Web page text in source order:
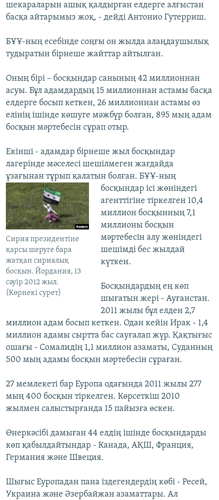
шекараларын ашық қалдырған елдерге алғыстан
басқа айтарымыз жоқ, - дейді Антонио Гутерриш.
БҰҰ-ның есебінде соңғы он жылда алаңдаушылық
тудыратын бірнеше жайттар айтылған.
Оның бірі – босқындар санының 42 миллионнан
асуы. Бұл адамдардың 15 миллионнан астамы басқа
елдерге босып кеткен, 26 миллионнан астамы өз
елінің ішінде көшуге мәжбүр болған, 895 мың адам
босқын мәртебесін сұрап отыр.
Екінші - адамдар бірнеше жыл босқындар
лагерінде мәселесі шешілмеген жағдайда
ұзағынан тұрып қалатын болған. БҰҰ-ның
босқындар ісі жөніндегі
Сирия президентіне
қарсы шеруге бара
жатқан сириялық
босқын. Йордания, 13
сәуір 2012 жыл.
(Көрнекі сурет)
агенттігіне тіркелген 10,4
миллион босқынның 7,1
миллионы босқын
мәртебесін алу жөніндегі
шешімді бес жылдай
күткен.
Босқындардың ең көп
шығатын жері - Ауғанстан.
2011 жылы бұл елден 2,7
миллион адам босып кеткен. Одан кейін Ирак - 1,4
миллион адамы сыртта бас сауғалап жүр. Қақтығыс
ошағы - Сомалидің 1,1 миллион азаматы, Суданның
500 мың адамы босқын мәртебесін сұраған.
27 мемлекеті бар Еуропа одағында 2011 жылы 277
мың 400 босқын тіркелген. Көрсеткіш 2010
жылмен салыстырғанда 15 пайызға өскен.
Өнеркәсібі дамыған 44 елдің ішінде босқындарды
көп қабылдайтындар - Канада, АҚШ, Франция,
Германия және Швеция.
Шығыс Еуропадан пана іздегендердің көбі - Ресей,
Украина және Әзербайжан азаматтары. Ал